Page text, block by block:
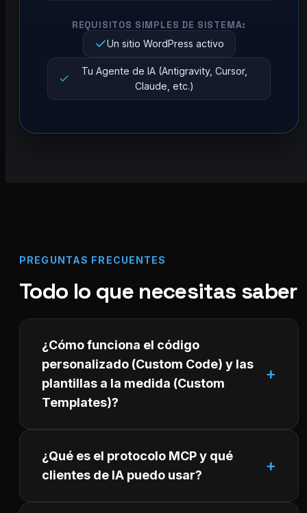
REQUISITOS SIMPLES DE SISTEMA:
Un sitio WordPress activo
Tu Agente de IA (Antigravity, Cursor,
Claude, etc.)
PREGUNTAS FRECUENTES
Todo lo que necesitas saber
¿Cómo funciona el código
personalizado (Custom Code) y las
plantillas a la medida (Custom
Templates)?
¿Qué es el protocolo MCP y qué
clientes de IA puedo usar?